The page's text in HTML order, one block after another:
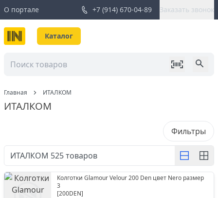
О портале +7 (914) 670-04-89 Заказать звонок
Каталог
Главная ИТАЛКОМ
ИТАЛКОМ
Фильтры
ИТАЛКОМ 525товаров
Колготки Glamour Velour 200 Den цвет Nero размер
3
[200DEN]